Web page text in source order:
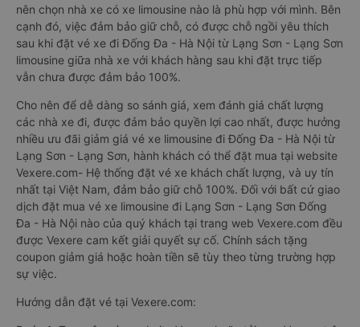
nên chọn nhà xe có xe limousine nào là phù hợp với mình. Bên
cạnh đó, việc đảm bảo giữ chỗ, có được chỗ ngồi yêu thích
sau khi đặt vé xe đi Đống Đa - Hà Nội từ Lạng Sơn - Lạng Sơn
limousine giữa nhà xe với khách hàng sau khi đặt trực tiếp
vẫn chưa được đảm bảo 100%.
Cho nên để dễ dàng so sánh giá, xem đánh giá chất lượng
các nhà xe đi, được đảm bảo quyền lợi cao nhất, được hưởng
nhiều ưu đãi giảm giá vé xe limousine đi Đống Đa - Hà Nội từ
Lạng Sơn - Lạng Sơn, hành khách có thể đặt mua tại website
Vexere.com- Hệ thống đặt vé xe khách chất lượng, và uy tín
nhất tại Việt Nam, đảm bảo giữ chỗ 100%. Đối với bất cứ giao
dịch đặt mua vé xe limousine đi Lạng Sơn - Lạng Sơn Đống
Đa - Hà Nội nào của quý khách tại trang web Vexere.com đều
được Vexere cam kết giải quyết sự cố. Chính sách tặng
coupon giảm giá hoặc hoàn tiền sẽ tùy theo từng trường hợp
sự việc.
Hướng dẫn đặt vé tại Vexere.com: